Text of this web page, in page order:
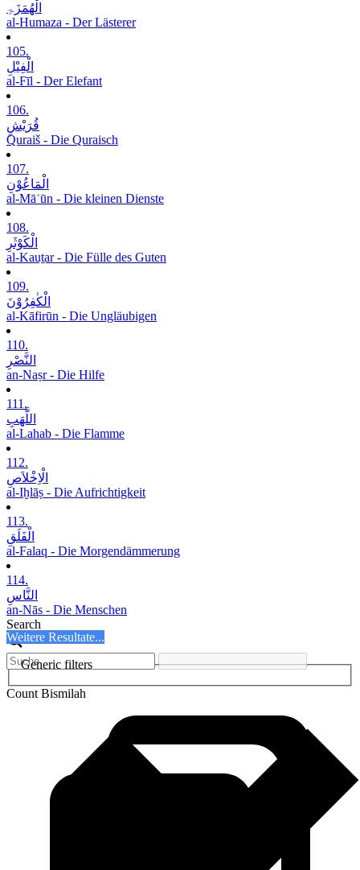
الْھُمَزَۃِ
al-Humaza - Der Lästerer
105.
الْفِیْلِ
al-Fīl - Der Elefant
106.
قُرَیْشٍ
Quraiš - Die Quraisch
107.
الْمَاعُوْنِ
al-Māʿūn - Die kleinen Dienste
108.
الْکَوْثَرِ
al-Kauṯar - Die Fülle des Guten
109.
الْکٰفِرُوْنَ
al-Kāfirūn - Die Ungläubigen
110.
النَّصْرِ
an-Naṣr - Die Hilfe
111.
اللَّھَبِ
al-Lahab - Die Flamme
112.
الْاِخْلاَصِ
al-Iḫlāṣ - Die Aufrichtigkeit
113.
الْفَلَقِ
al-Falaq - Die Morgendämmerung
114.
النَّاسِ
an-Nās - Die Menschen
Search
Weitere Resultate...
Generic filters
Count Bismilah